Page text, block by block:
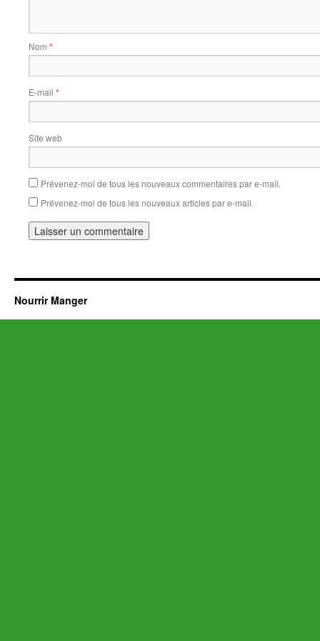
Nom *
E-mail *
Site web
Prévenez-moi de tous les nouveaux commentaires par e-mail.
Prévenez-moi de tous les nouveaux articles par e-mail.
Nourrir Manger